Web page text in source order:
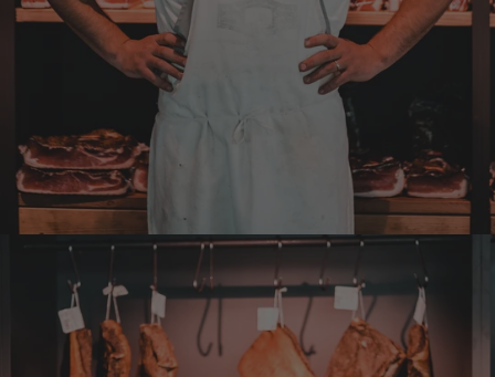
War alles lecker, der Brettlspeck war aber
der Favorit, etwas Fett muss sein
8.8.2026
Helmut
Sehr gute Originalqualität
Josef
Verifizierter Kunde
Seit ich SEPP-Manufaktur kenne, bestelle ich
nur noch da. Große Auswahl, für jeden ist
was dabei. Für mich passt die Preis-Leistung